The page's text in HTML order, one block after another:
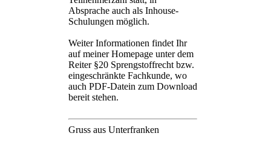
Absprache auch als Inhouse-
Schulungen möglich.
Weiter Informationen findet Ihr
auf meiner Homepage unter dem
Reiter §20 Sprengstoffrecht bzw.
eingeschränkte Fachkunde, wo
auch PDF-Datein zum Download
bereit stehen.
Gruss aus Unterfranken